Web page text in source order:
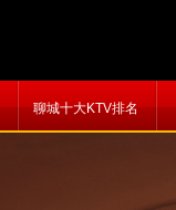
聊城十大KTV排名